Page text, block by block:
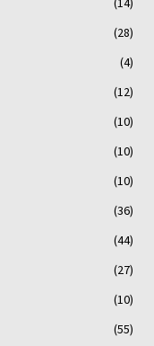
(28)
(4)
(12)
(10)
(10)
(10)
(36)
(44)
(27)
(10)
(55)